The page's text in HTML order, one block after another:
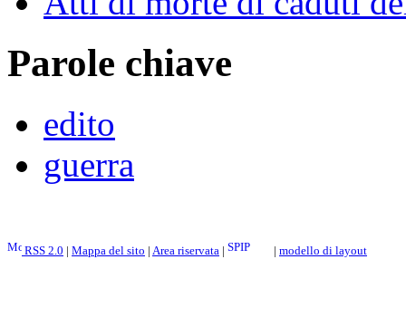
Parole chiave
edito
guerra
RSS 2.0 | Mappa del sito | Area riservata | | modello di layout